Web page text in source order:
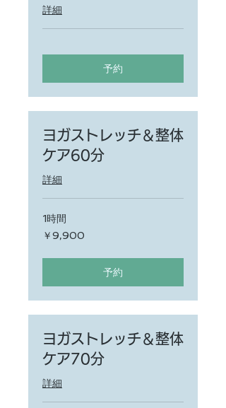
詳細
予約
ヨガストレッチ＆整体
ケア60分
詳細
1時間
9,900
円
￥9,900
予約
ヨガストレッチ＆整体
ケア70分
詳細